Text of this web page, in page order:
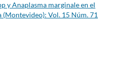
y Anaplasma marginale en el
(Montevideo): Vol. 15 Núm. 71